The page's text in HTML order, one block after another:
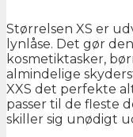
Størrelsen XS er
lynlåse. Det gør
kosmetiktasker,
almindelige
XXS det perfekte
passer til de fleste
skiller sig unødigt